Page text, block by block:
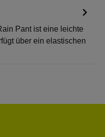
Pant ist eine leichte
über ein elastischen